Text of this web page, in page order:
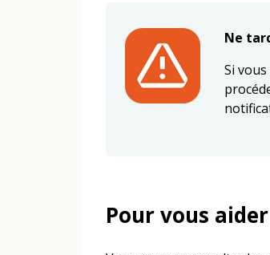
Ne
Si
Pour vous aider